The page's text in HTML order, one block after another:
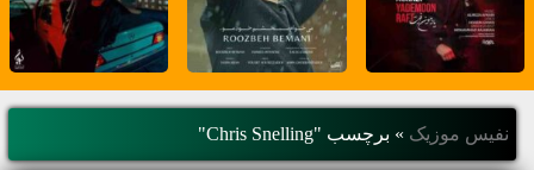
نفیس موزیک » برچسب "Chris Snelling"